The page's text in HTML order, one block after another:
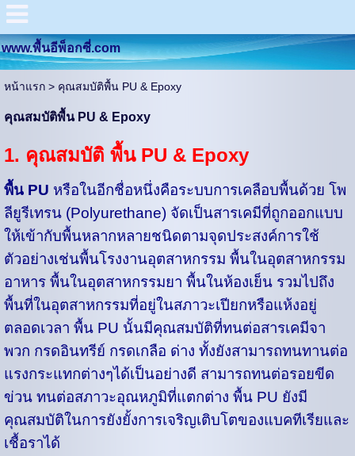
www.พื้นอีพ็อกซี่.com
หน้าแรก> คุณสมบัติพื้น PU & Epoxy
คุณสมบัติพื้น PU & Epoxy
1. คุณสมบัติ พื้น PU & Epoxy
พื้น PU หรือในอีกชื่อหนึ่งคือระบบการเคลือบพื้นด้วย โพ
ลียูรีเทรน (Polyurethane) จัดเป็นสารเคมีที่ถูกออกแบบ
ให้เข้ากับพื้นหลากหลายชนิดตามจุดประสงค์การใช้
ตัวอย่างเช่นพื้นโรงงานอุตสาหกรรม พื้นในอุตสาหกรรม
อาหาร พื้นในอุตสาหกรรมยา พื้นในห้องเย็น รวมไปถึง
พื้นที่ในอุตสาหกรรมที่อยู่ในสภาวะเปียกหรือแห้งอยู่
ตลอดเวลา พื้น PU นั้นมีคุณสมบัติที่ทนต่อสารเคมีจา
พวก กรดอินทรีย์ กรดเกลือ ด่าง ทั้งยังสามารถทนทานต่อ
แรงกระแทกต่างๆได้เป็นอย่างดี สามารถทนต่อรอยขีด
ข่วน ทนต่อสภาวะอุณหภูมิที่แตกต่าง พื้น PU ยังมี
คุณสมบัติในการยังยั้งการเจริญเติบโตของแบคทีเรียและ
เชื้อราได้